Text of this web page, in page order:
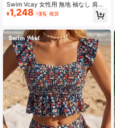
Swim Vcay 女性用 無地 袖なし 肩ひ
も付き シェル ボタン フリル裾 ビー
チ カバーアップ ドレス
¥1,248 -3% 概算